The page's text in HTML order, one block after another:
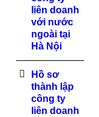
liên doanh
với nước
ngoài tại
Hà Nội
Hồ sơ
thành lập
công ty
liên doanh